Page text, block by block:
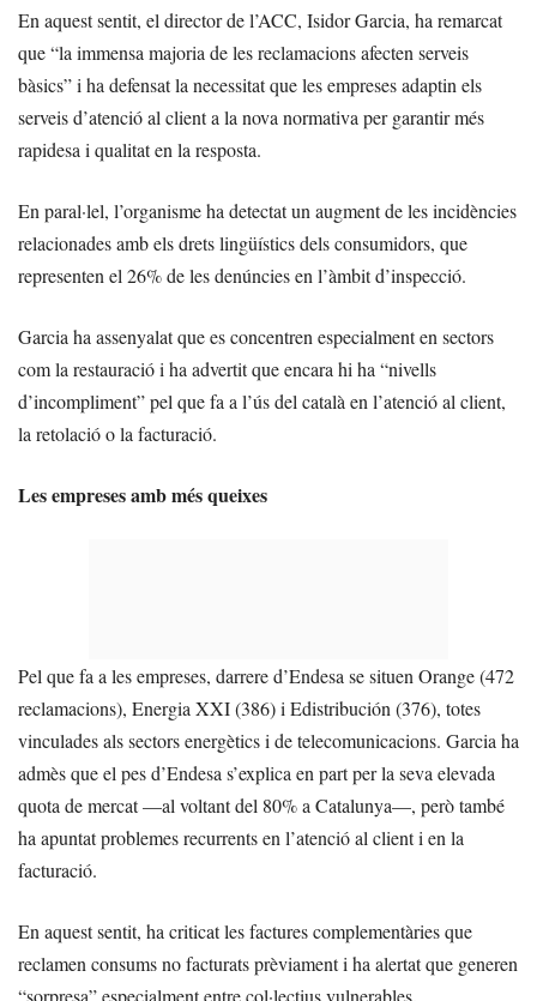
En aquest sentit, el director de l’ACC, Isidor Garcia, ha remarcat
que “la immensa majoria de les reclamacions afecten serveis
bàsics” i ha defensat la necessitat que les empreses adaptin els
serveis d’atenció al client a la nova normativa per garantir més
rapidesa i qualitat en la resposta.
En paral·lel, l’organisme ha detectat un augment de les incidències
relacionades amb els drets lingüístics dels consumidors, que
representen el 26% de les denúncies en l’àmbit d’inspecció.
Garcia ha assenyalat que es concentren especialment en sectors
com la restauració i ha advertit que encara hi ha “nivells
d’incompliment” pel que fa a l’ús del català en l’atenció al client,
la retolació o la facturació.
Les empreses amb més queixes
Pel que fa a les empreses, darrere d’Endesa se situen Orange (472
reclamacions), Energia XXI (386) i Edistribución (376), totes
vinculades als sectors energètics i de telecomunicacions. Garcia ha
admès que el pes d’Endesa s’explica en part per la seva elevada
quota de mercat —al voltant del 80% a Catalunya—, però també
ha apuntat problemes recurrents en l’atenció al client i en la
facturació.
En aquest sentit, ha criticat les factures complementàries que
reclamen consums no facturats prèviament i ha alertat que generen
“sorpresa” especialment entre col·lectius vulnerables.